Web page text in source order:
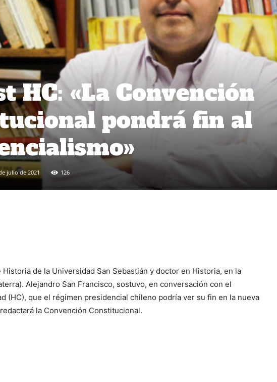
HC: «La Convención
pondrá fin al
julio de 2021 126
de la Universidad San Sebastián y doctor en Historia, en la
Alejandro San Francisco, sostuvo, en conversación con el
(HC), que el régimen presidencial chileno podría ver su fin en la nueva
la Convención Constitucional.